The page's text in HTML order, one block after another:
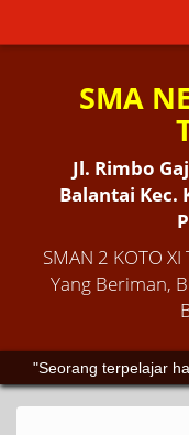
SMA
Jl. Rimbo
Balantai Kec.
SMAN 2 KOTO
Yang Beriman,
"Seorang terpelajar